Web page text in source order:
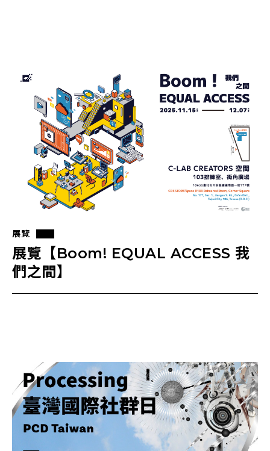
展覽
展覽【Boom! EQUAL ACCESS 我
們之間】